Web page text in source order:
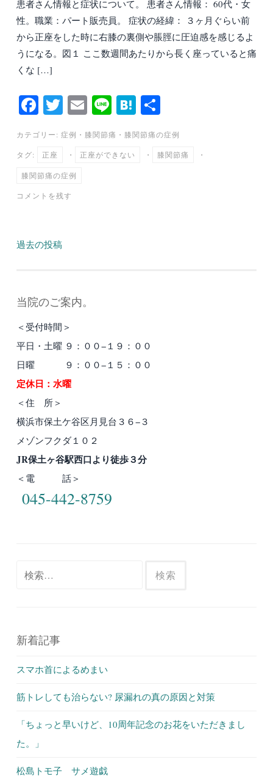
患者さん情報と症状について。 患者さん情報： 60代・女
性。職業：パート販売員。 症状の経緯： ３ヶ月ぐらい前
から正座をした時に右膝の裏側や脹脛に圧迫感を感じるよ
うになる。図１ ここ数週間あたりから長く座っていると痛
くな […]
Fa
ce
bo
ok
T
wi
tte
E
m
ail
Li
ne
H
at
en
有
カテゴリー: 症例 ・ 膝関節痛 ・ 膝関節痛の症例
タグ: 正座 ・ 正座ができない ・ 膝関節痛 ・
膝関節痛の症例
コメントを残す
投
ビ
ゲ
シ
ョ
ン
過去の投稿
当院のご案内。
＜受付時間＞
平日・土曜 ９：００−１９：００
日曜 ９：００−１５：００
定休日：水曜
＜住 所＞
横浜市保土ケ谷区月見台３６−３
メゾンフクダ１０２
JR保土ヶ谷駅西口より徒歩３分
＜電 話＞
045-442-8759
新着記事
スマホ首によるめまい
筋トレしても治らない? 尿漏れの真の原因と対策
「ちょっと早いけど、10周年記念のお花をいただきまし
た。」
松島トモ子 サメ遊戯